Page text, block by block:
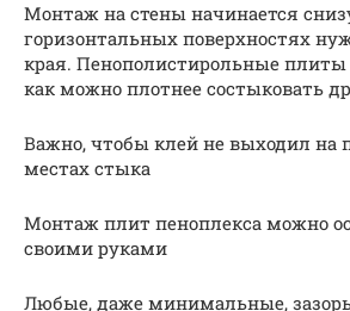
Монтаж на стены начинается
горизонтальных поверхностях
края. Пенополистирольные плиты
как можно плотнее состыковать
Важно, чтобы клей не выходил на
местах стыка
Монтаж плит пеноплекса можно
своими руками
Любые, даже минимальные,